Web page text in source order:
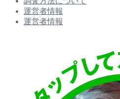
運営者情報
運営者情報